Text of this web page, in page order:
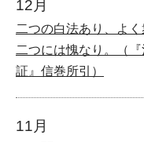
12月
二つの白法あり、よ
二つには愧なり。（
証』信巻所引）
11月